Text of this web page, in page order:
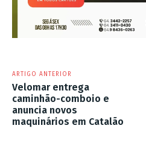
ARTIGO ANTERIOR
Velomar entrega
caminhão-comboio e
anuncia novos
maquinários em Catalão